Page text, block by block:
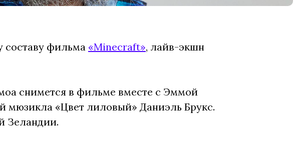
составу фильма «Minecraft», лайв-экшн
снимется в фильме вместе с Эммой
мюзикла «Цвет лиловый» Даниэль Брукс.
Зеландии.